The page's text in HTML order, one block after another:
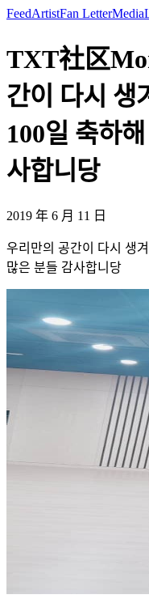
FeedArtistFan LetterMedia
TXT社区
간이 다시 생
100일 축하
사합니당
2019 年 6 月 11 日
우리만의 공간이 다시 생
많은 분들 감사합니당